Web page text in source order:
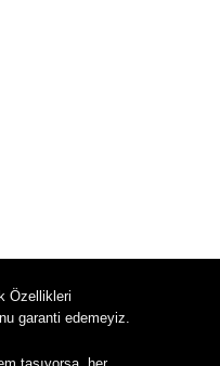
Özellikleri
garanti edemeyiz.